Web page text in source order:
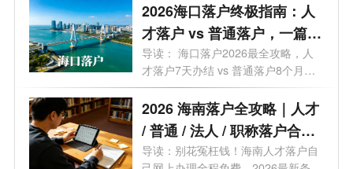
2026海口落户终极指南：人
才落户 vs 普通落户，一篇说
清所有政策！
导读： 海口落户2026最全攻略，人
才落户7天办结 vs 普通落户8个月，
这50个问...
2026 海南落户全攻略｜人才
/ 普通 / 法人 / 职称落户合
集！条件 + 流程 + 补贴 + 时
导读：别花冤枉钱！海南人才落户自